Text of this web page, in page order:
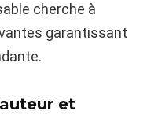
cherche à
garantissant
et